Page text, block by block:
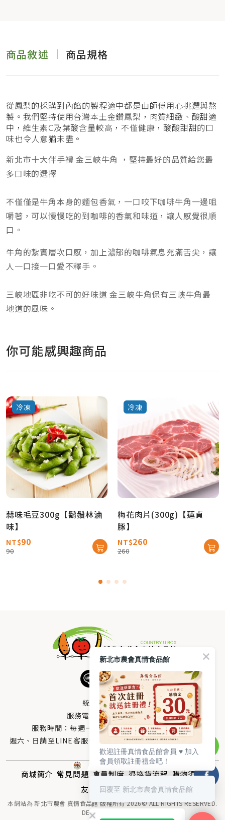
商品敘述 商品規格
從鳳梨的採購到內餡的製程適中都是由師傅用心挑選與熬
製。我們堅持使用台灣本土金鑽鳳梨，肉質細緻、酸甜適
中，維生素C及葉酸含量較高，不僅健康，酸酸甜甜的口
味也令人意猶未盡。
新北市十大伴手禮 金三峽牛角 ，堅持最好的品質給您最
多口味的選擇
不僅僅是牛角本身的麵包香氣，一口咬下咖啡牛角一邊咀
嚼著，可以慢慢吃的到咖啡的香氣和味道，讓人感覺很順
口。
牛角的紮實層次口感，加上濃郁的咖啡氣息充滿舌尖，讓
人一口接一口愛不釋手。
三峽地區非吃不可的好味道 金三峽牛角保有三峽牛角最
地道的風味。
你可能感興趣商品
冷凍
蒜味毛豆300g【鬍鬚林滷
味】
NT$90
90
冷凍
梅花肉片(300g)【蓮貞
豚】
NT$260
260
統編：33378005
服務電話：0800-666-980
服務時間：每週一至週五AM 8：10～PM 5：00
週六、日請至LINE客服留言 LINE@帳號搜尋：@uboxorg
商城簡介 常見問題 會員制度 退換貨流程 購物須知
友情連結 聯絡我們
本網站為 新北市農會 真情食品館 版權所有 2026© ALL RIGHTS RESERVED.
DESIGNED BY
新北市農會真情食品館
歡迎註冊真情食品館會員 ♥️ 加入
會員領取註冊禮金吧！
回覆至 新北市農會真情食品館